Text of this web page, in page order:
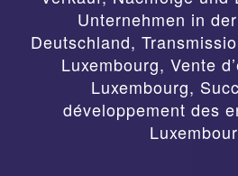
Unternehmen in
Deutschland,
Luxembourg, Vente
Luxembourg,
développement des